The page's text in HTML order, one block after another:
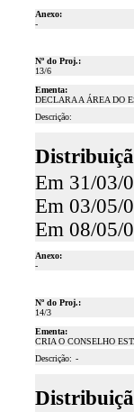
Anexo:
-
Nº do Proj.:
13/6
Ementa:
DECLARA A ÁREA DO
Descrição:
Em 31/03/
Em 03/05/
Em 08/05/
Anexo:
-
Nº do Proj.:
14/3
Ementa:
CRIA O CONSELHO
Descrição: -